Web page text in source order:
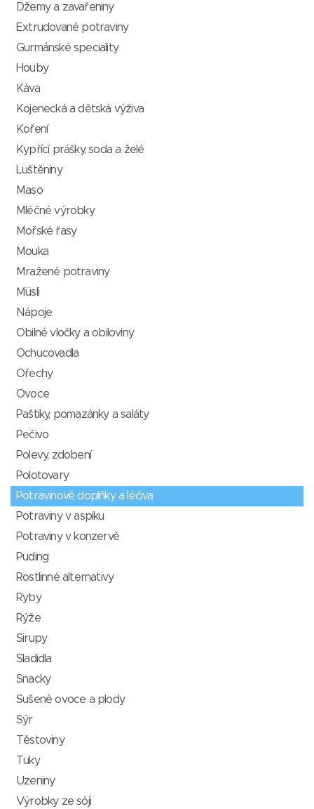
Džemy a zavařeniny
Extrudované potraviny
Gurmánské speciality
Houby
Káva
Kojenecká a dětská výživa
Koření
Kypřící prášky, soda a želé
Luštěniny
Maso
Mléčné výrobky
Mořské řasy
Mouka
Mražené potraviny
Müsli
Nápoje
Obilné vločky a obiloviny
Ochucovadla
Ořechy
Ovoce
Paštiky, pomazánky a saláty
Pečivo
Polevy, zdobení
Polotovary
Potravinové doplňky a léčiva
Potraviny v aspiku
Potraviny v konzervě
Puding
Rostlinné alternativy
Ryby
Rýže
Sirupy
Sladidla
Snacky
Sušené ovoce a plody
Sýr
Těstoviny
Tuky
Uzeniny
Výrobky ze sóji